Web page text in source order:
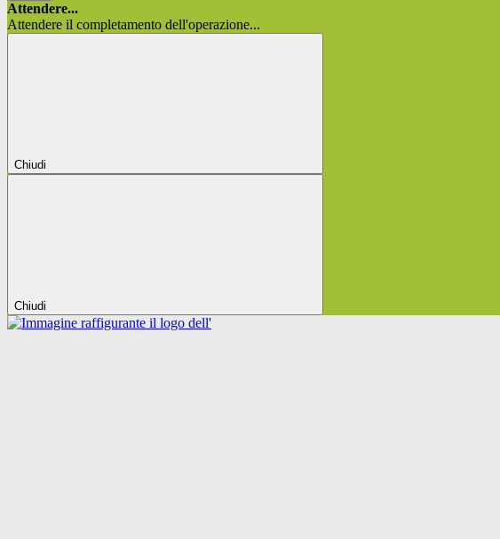
Attendere...
Attendere il completamento dell'operazione...
Chiudi
Chiudi